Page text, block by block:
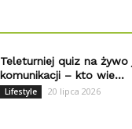
Teleturniej quiz na
komunikacji – kto wie...
Lifestyle 20 lipca 2026